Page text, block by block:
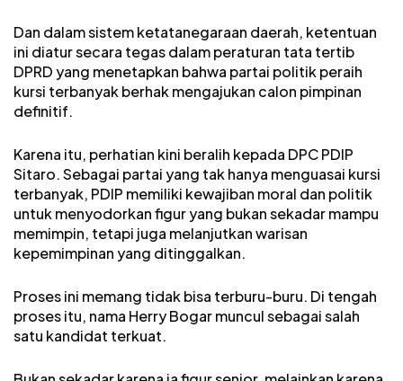
Dan dalam sistem ketatanegaraan daerah, ketentuan
ini diatur secara tegas dalam peraturan tata tertib
DPRD yang menetapkan bahwa partai politik peraih
kursi terbanyak berhak mengajukan calon pimpinan
definitif.
Karena itu, perhatian kini beralih kepada DPC PDIP
Sitaro. Sebagai partai yang tak hanya menguasai kursi
terbanyak, PDIP memiliki kewajiban moral dan politik
untuk menyodorkan figur yang bukan sekadar mampu
memimpin, tetapi juga melanjutkan warisan
kepemimpinan yang ditinggalkan.
Proses ini memang tidak bisa terburu-buru. Di tengah
proses itu, nama Herry Bogar muncul sebagai salah
satu kandidat terkuat.